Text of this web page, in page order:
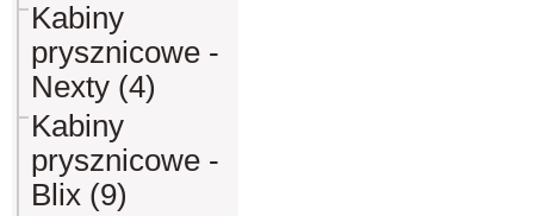
Kabiny
prysznicowe -
Nexty (4)
Kabiny
prysznicowe -
Blix (9)